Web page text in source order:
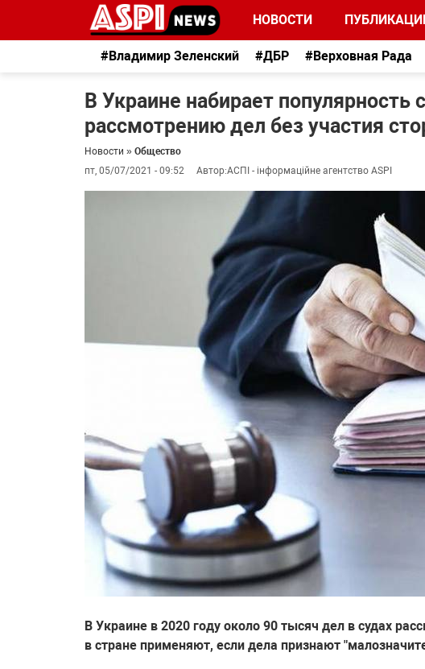
НОВОСТИ
#Владимир Зеленский #ДБР #Верховная Рада
В Украине набирает популярность
рассмотрению дел без участия
Новости » Общество
пт, 05/07/2021 - 09:52
Автор:АСПІ - інформаційне агентство ASPI
В Украине в 2020 году около 90 тысяч дел в судах
в стране применяют, если дела признают